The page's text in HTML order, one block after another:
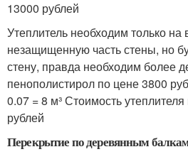
13000 рублей
Утеплитель необходим только
незащищенную часть стены, но
стену, правда необходим более
пенополистирол по цене 3800
0.07 = 8 м³ Стоимость
рублей
Перекрытие по деревянным